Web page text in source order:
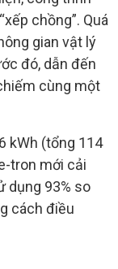
chồng”. Quá
gian vật lý
đó, dẫn đến
cùng một
kWh (tổng 114
tron mới cải
dụng 93% so
cách điều